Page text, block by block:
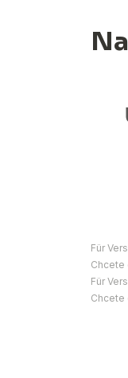
Für
Chcete
Für
Chcete